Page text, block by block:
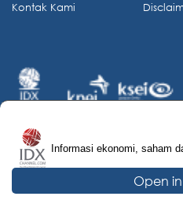
Informasi ekonomi, saham
Open
Kontak Kami
© 2026 IDX Channel.